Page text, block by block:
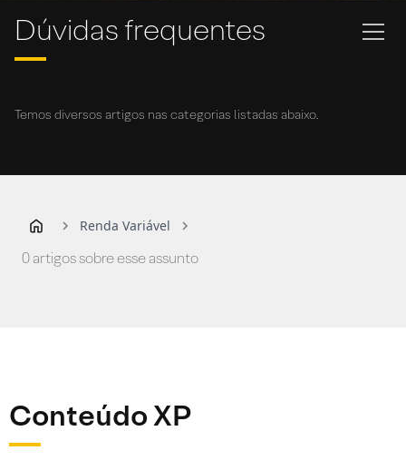
Dúvidas frequentes
Temos diversos artigos nas categorias listadas abaixo.
Renda Variável
0 artigos sobre esse assunto
Conteúdo XP